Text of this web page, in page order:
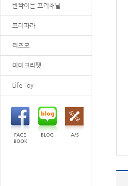
반짝이는 프리채널
프리파라
리즈모
미미크리펫
Life Toy
FACE
BOOK
BLOG A/S